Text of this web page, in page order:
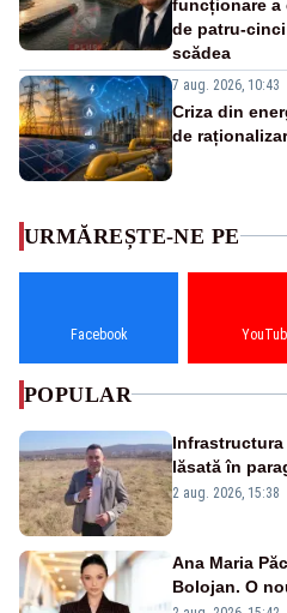
funcționare a
de patru-
scădea
7 aug. 2026, 10:43
Criza din
de
URMĂREȘTE-NE PE
Facebook
POPULAR
lăsată în
2 aug. 2026, 15:38
Ana Maria
Bolojan. O